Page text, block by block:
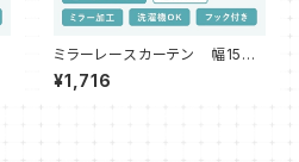
ミラーレースカーテン 幅150c
m 高さ176・188cm
¥1,716